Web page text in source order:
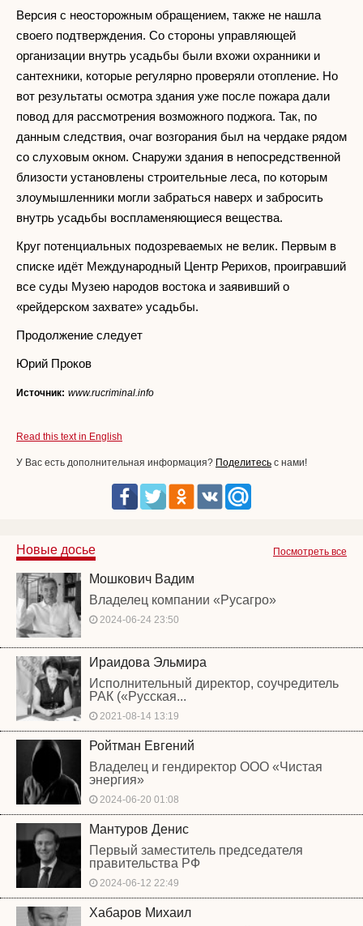
Версия с неосторожным обращением, также не нашла
своего подтверждения. Со стороны управляющей
организации внутрь усадьбы были вхожи охранники и
сантехники, которые регулярно проверяли отопление. Но
вот результаты осмотра здания уже после пожара дали
повод для рассмотрения возможного поджога. Так, по
данным следствия, очаг возгорания был на чердаке рядом
со слуховым окном. Снаружи здания в непосредственной
близости установлены строительные леса, по которым
злоумышленники могли забраться наверх и забросить
внутрь усадьбы воспламеняющиеся вещества.
Круг потенциальных подозреваемых не велик. Первым в
списке идёт Международный Центр Рерихов, проигравший
все суды Музею народов востока и заявивший о
«рейдерском захвате» усадьбы.
Продолжение следует
Юрий Проков
Источник: www.rucriminal.info
Read this text in English
У Вас есть дополнительная информация? Поделитесь с нами!
Посмотреть все
Новые досье
Мошкович Вадим
Владелец компании «Русагро»
2024-06-24 23:50
Ираидова Эльмира
Исполнительный директор, соучредитель
РАК («Русская...
2021-08-14 13:19
Ройтман Евгений
Владелец и гендиректор ООО «Чистая
энергия»
2024-06-20 01:08
Мантуров Денис
Первый заместитель председателя
правительства РФ
2024-06-12 22:49
Хабаров Михаил